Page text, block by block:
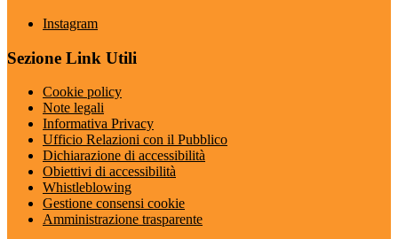
Instagram
Sezione Link Utili
Cookie policy
Note legali
Informativa Privacy
Ufficio Relazioni con il Pubblico
Dichiarazione di accessibilità
Obiettivi di accessibilità
Whistleblowing
Gestione consensi cookie
Amministrazione trasparente